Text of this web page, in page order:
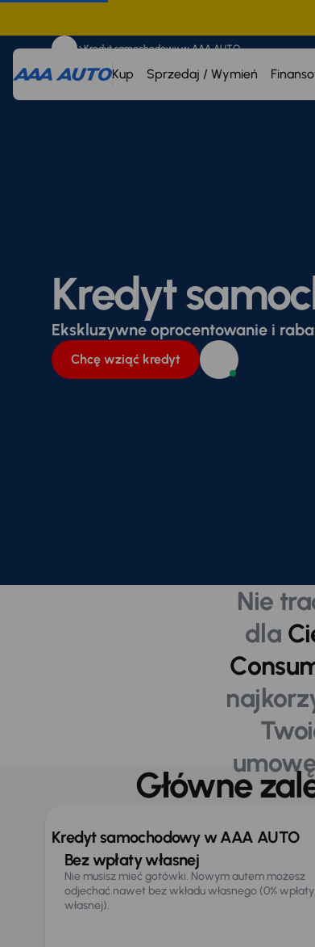
Kup Sprzedaj / Wymień
Kredyt samochodowy w AAA AUTO
Kredyt
Ekskluzywne oprocentowanie i
Chcę wziąć kredyt
Nie
dla
Kredyt samochodowy w AAA AUTO
Główne
Bez wpłaty własnej
Nie musisz mieć gotówki. Nowym autem możesz
odjechać nawet bez wkładu własnego (0% wpłaty
własnej).